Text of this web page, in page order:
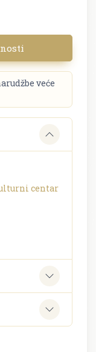
veće
centar